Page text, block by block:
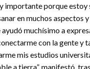
importante porque estoy
en muchos aspectos
ayudó muchísimo a
con la gente y
mis estudios
a tierra”, manifestó,